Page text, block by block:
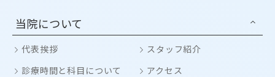
当院について
代表挨拶
スタッフ紹介
診療時間と科目について
アクセス